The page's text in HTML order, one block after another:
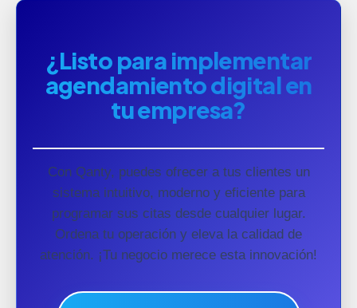
¿Listo para implementar
agendamiento digital en
tu empresa?
Con Qanty, puedes ofrecer a tus clientes un
sistema intuitivo, moderno y eficiente para
programar sus citas desde cualquier lugar.
Ordena tu operación y eleva la calidad de
atención. ¡Tu negocio merece esta innovación!